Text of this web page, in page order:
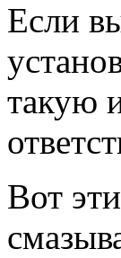
Если
такую
Вот